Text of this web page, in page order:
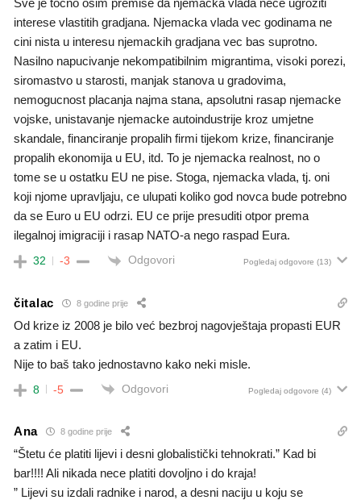
Sve je tocno osim premise da njemacka vlada nece ugroziti
interese vlastitih gradjana. Njemacka vlada vec godinama ne
cini nista u interesu njemackih gradjana vec bas suprotno.
Nasilno napucivanje nekompatibilnim migrantima, visoki porezi,
siromastvo u starosti, manjak stanova u gradovima,
nemogucnost placanja najma stana, apsolutni rasap njemacke
vojske, unistavanje njemacke autoindustrije kroz umjetne
skandale, financiranje propalih firmi tijekom krize, financiranje
propalih ekonomija u EU, itd. To je njemacka realnost, no o
tome se u ostatku EU ne pise. Stoga, njemacka vlada, tj. oni
koji njome upravljaju, ce ulupati koliko god novca bude potrebno
da se Euro u EU odrzi. EU ce prije presuditi otpor prema
ilegalnoj imigraciji i rasap NATO-a nego raspad Eura.
32 -3 Odgovori Pogledaj odgovore (13)
čitalac 8 godine prije
Od krize iz 2008 je bilo već bezbroj nagovještaja propasti EUR
a zatim i EU.
Nije to baš tako jednostavno kako neki misle.
8 -5 Odgovori Pogledaj odgovore (4)
Ana 8 godine prije
“Štetu će platiti lijevi i desni globalistički tehnokrati.” Kad bi
bar!!!! Ali nikada nece platiti dovoljno i do kraja!
” Lijevi su izdali radnike i narod, a desni naciju u koju se